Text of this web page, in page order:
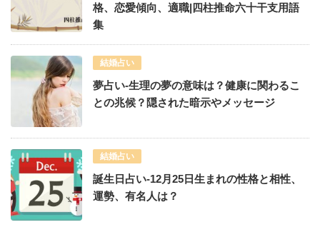
格、恋愛傾向、適職|四柱推命六十干支用語
集
結婚占い
夢占い-生理の夢の意味は？健康に関わるこ
との兆候？隠された暗示やメッセージ
結婚占い
誕生日占い-12月25日生まれの性格と相性、
運勢、有名人は？